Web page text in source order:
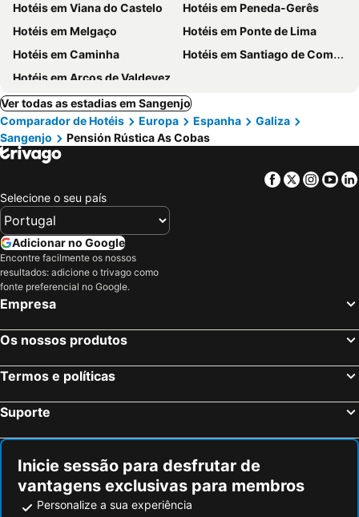
Hotéis em Viana do Castelo
Hotéis em Peneda-Gerês
Hotéis em Melgaço
Hotéis em Ponte de Lima
Hotéis em Caminha
Hotéis em Santiago de Compostela
Hotéis em Arcos de Valdevez
Ver todas as estadias em Sangenjo
Comparador de Hotéis
Europa Espanha
Galiza
Sangenjo
Pensión Rústica As Cobas
Facebook
Twitter
Selecione o seu país
Adicionar no Google
Encontre facilmente os nossos
resultados: adicione o trivago como
fonte preferencial no Google.
Empresa
Os nossos produtos
Termos e políticas
Suporte
Inicie sessão para desfrutar de
vantagens exclusivas para membros
Personalize a sua experiência